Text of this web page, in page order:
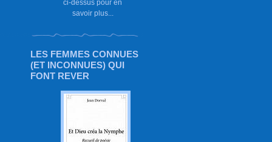
ci-dessus pour en
savoir plus...
LES FEMMES CONNUES
(ET INCONNUES) QUI
FONT REVER